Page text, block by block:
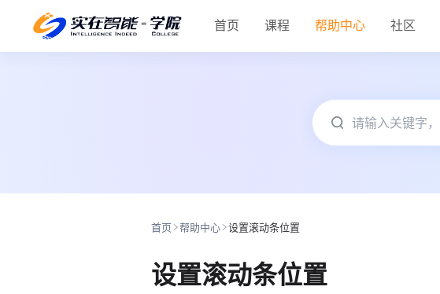
首页 课程 帮助中心 社区
首页 帮助中心 设置滚动条位置
设置滚动条位置